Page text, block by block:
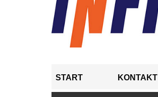
START KONTAKT